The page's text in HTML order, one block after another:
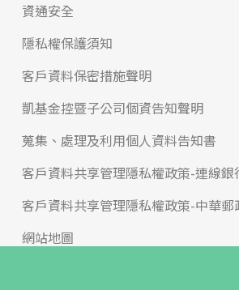
在Google上查看
大安
(02)2708-0606
09:00-16:00
10680台北市大安區安和路二
在Google上查看
資通安全
隱私權保護須知
客戶資料保密措施聲明
凱基金控暨子公司個資告知聲明
蒐集、處理及利用個人資料告知書
客戶資料共享管理隱私權政策-連線銀
客戶資料共享管理隱私權政策-中華郵
網站地圖